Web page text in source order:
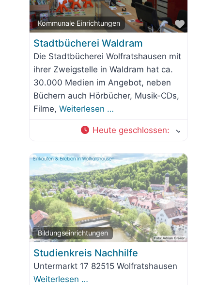
Kommunale Einrichtungen
Favorit
Stadtbücherei Waldram
Die Stadtbücherei Wolfratshausen mit
ihrer Zweigstelle in Waldram hat ca.
30.000 Medien im Angebot, neben
Büchern auch Hörbücher, Musik-CDs,
Filme, Weiterlesen …
Heute geschlossen:
Bildungseinrichtungen
Favorit
Studienkreis Nachhilfe
Untermarkt 17 82515 Wolfratshausen
Weiterlesen …